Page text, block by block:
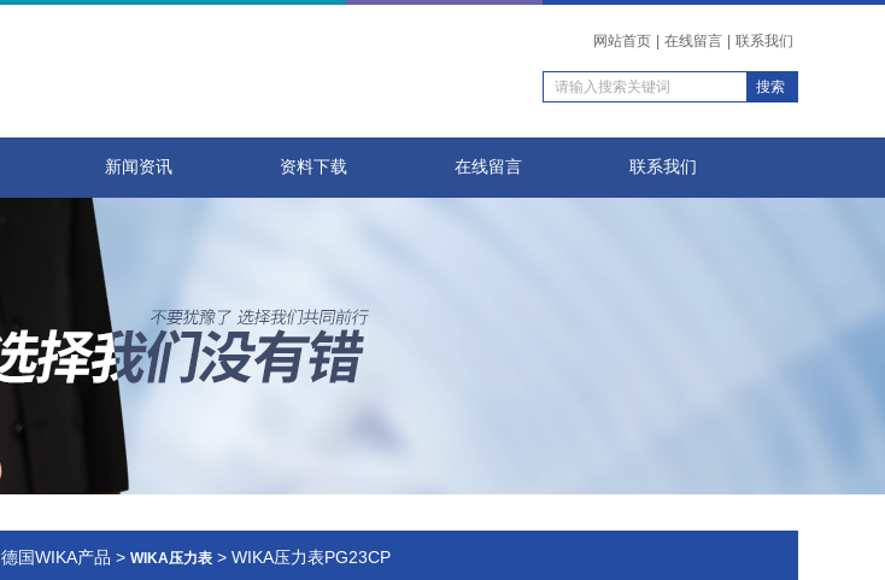
网站首页 在线留言 联系我们
新闻资讯 资料下载 在线留言 联系我们
德国WIKA产品 > WIKA压力表 > WIKA压力表PG23CP